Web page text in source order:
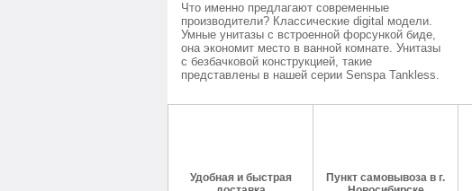
Что именно предлагают современные
производители? Классические digital модели.
Умные унитазы с встроенной форсункой биде,
она экономит место в ванной комнате. Унитазы
с безбачковой конструкцией, такие
представлены в нашей серии Senspa Tankless.
Удобная и быстрая
Пункт самовывоза в г.